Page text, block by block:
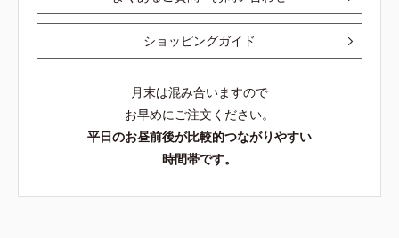
ショッピングガイド
月末は混み合いますので
お早めにご注文ください。
平日のお昼前後が比較的つながりやすい
時間帯です。